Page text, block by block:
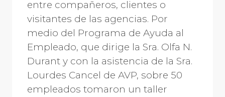
entre compañeros, clientes o
visitantes de las agencias. Por
medio del Programa de Ayuda al
Empleado, que dirige la Sra. Olfa N.
Durant y con la asistencia de la Sra.
Lourdes Cancel de AVP, sobre 50
empleados tomaron un taller